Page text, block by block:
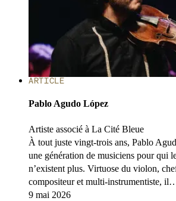
ARTICLE
Pablo Agudo López
Artiste associé à La Cité Bleue
À tout juste vingt-trois ans, Pablo
une génération de musiciens pour qui
n’existent plus. Virtuose du violon,
compositeur et multi-instrumentiste,
9 mai 2026